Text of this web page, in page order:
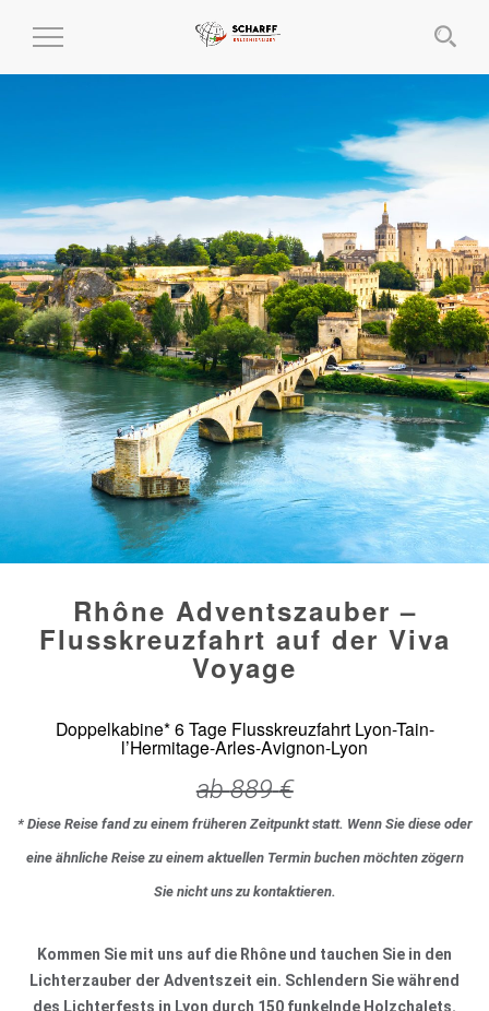
MENÜ
Rhône Adventszauber –
Flusskreuzfahrt auf der Viva
Voyage
Doppelkabine* 6 Tage Flusskreuzfahrt Lyon-Tain-
l’Hermitage-Arles-Avignon-Lyon
ab889 €
* Diese Reise fand zu einem früheren Zeitpunkt statt. Wenn Sie diese oder
eine ähnliche Reise zu einem aktuellen Termin buchen möchten zögern
Sie nicht uns zu kontaktieren.
Kommen Sie mit uns auf die Rhône und tauchen Sie in den
Lichterzauber der Adventszeit ein. Schlendern Sie während
des Lichterfests in Lyon durch 150 funkelnde Holzchalets.